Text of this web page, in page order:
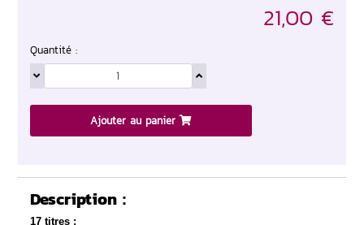
21,00 €
Quantité :
Ajouter au panier
Description :
17 titres :